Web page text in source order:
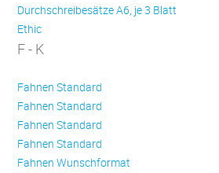
Durchschreibesätze A6, je 3 Blatt
Ethic
F - K
Fahnen Standard
Fahnen Standard
Fahnen Standard
Fahnen Standard
Fahnen Wunschformat